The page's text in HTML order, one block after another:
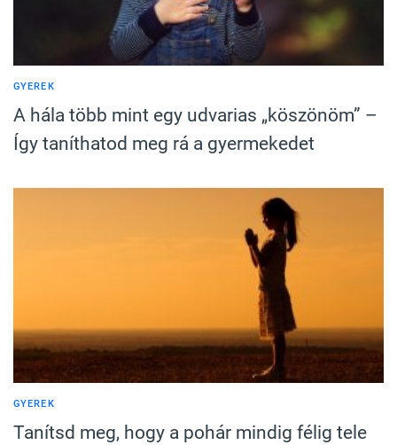
GYEREK
A hála több mint egy udvarias „köszönöm” –
Így taníthatod meg rá a gyermekedet
GYEREK
Tanítsd meg, hogy a pohár mindig félig tele